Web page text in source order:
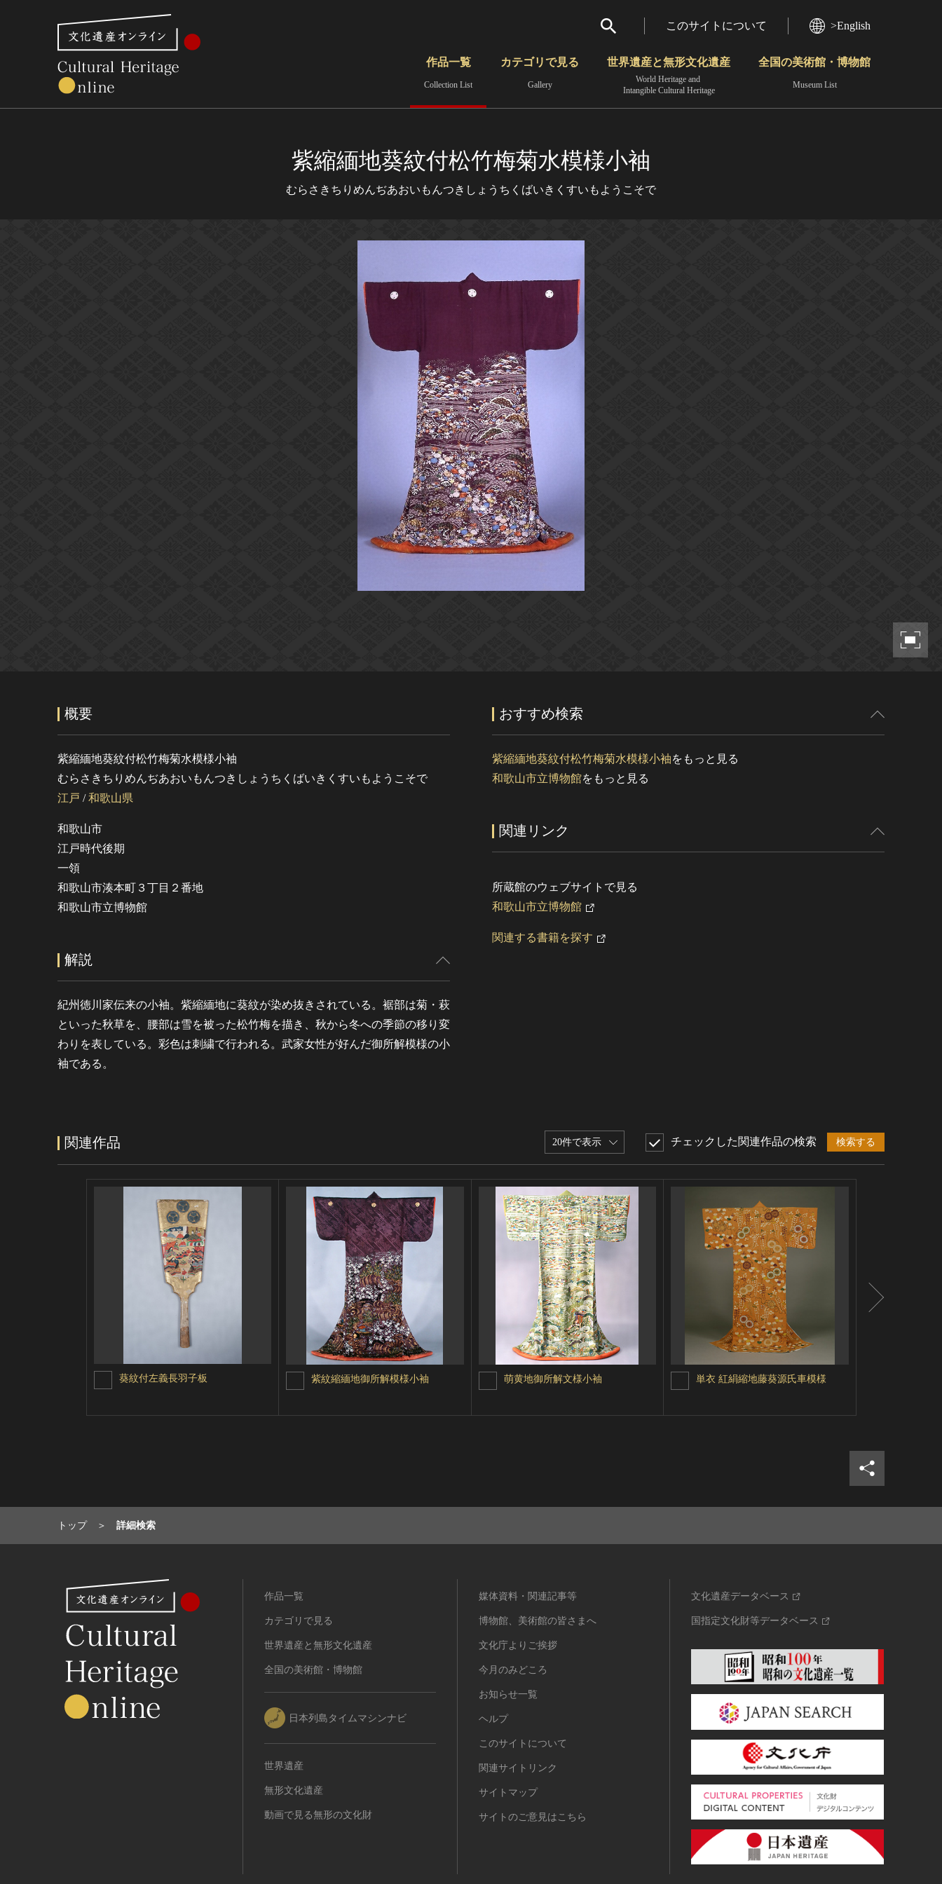
さらに詳細検索
このサイトについて >English
作品一覧
Collection List
カテゴリで見る
Gallery
世界遺産と無形文化遺産
World Heritage and
Intangible Cultural Heritage
全国の美術館・博物館
Museum List
紫縮緬地葵紋付松竹梅菊水模様小袖
むらさきちりめんぢあおいもんつきしょうちくばいきくすいもようこそで
概要
紫縮緬地葵紋付松竹梅菊水模様小袖
むらさきちりめんぢあおいもんつきしょうちくばいきくすいもようこそで
江戸 /和歌山県
和歌山市
江戸時代後期
一領
和歌山市湊本町３丁目２番地
和歌山市立博物館
解説
紀州徳川家伝来の小袖。紫縮緬地に葵紋が染め抜きされている。裾部は菊・萩
といった秋草を、腰部は雪を被った松竹梅を描き、秋から冬への季節の移り変
わりを表している。彩色は刺繍で行われる。武家女性が好んだ御所解模様の小
袖である。
おすすめ検索
紫縮緬地葵紋付松竹梅菊水模様小袖をもっと見る
和歌山市立博物館をもっと見る
関連リンク
所蔵館のウェブサイトで見る
和歌山市立博物館
関連する書籍を探す
関連作品 20件で表示 チェックした関連作品の検索 検索する
葵紋付左義長羽子板 紫紋縮緬地御所解模様小袖 萌黄地御所解文様小袖 単衣 紅絹縮地藤葵源氏車模様
トップ 詳細検索
作品一覧
カテゴリで見る
世界遺産と無形文化遺産
全国の美術館・博物館
日本列島タイムマシンナビ
世界遺産
無形文化遺産
動画で見る無形の文化財
媒体資料・関連記事等
博物館、美術館の皆さまへ
文化庁よりご挨拶
今月のみどころ
お知らせ一覧
ヘルプ
このサイトについて
関連サイトリンク
サイトマップ
サイトのご意見はこちら
文化遺産データベース
国指定文化財等データベース